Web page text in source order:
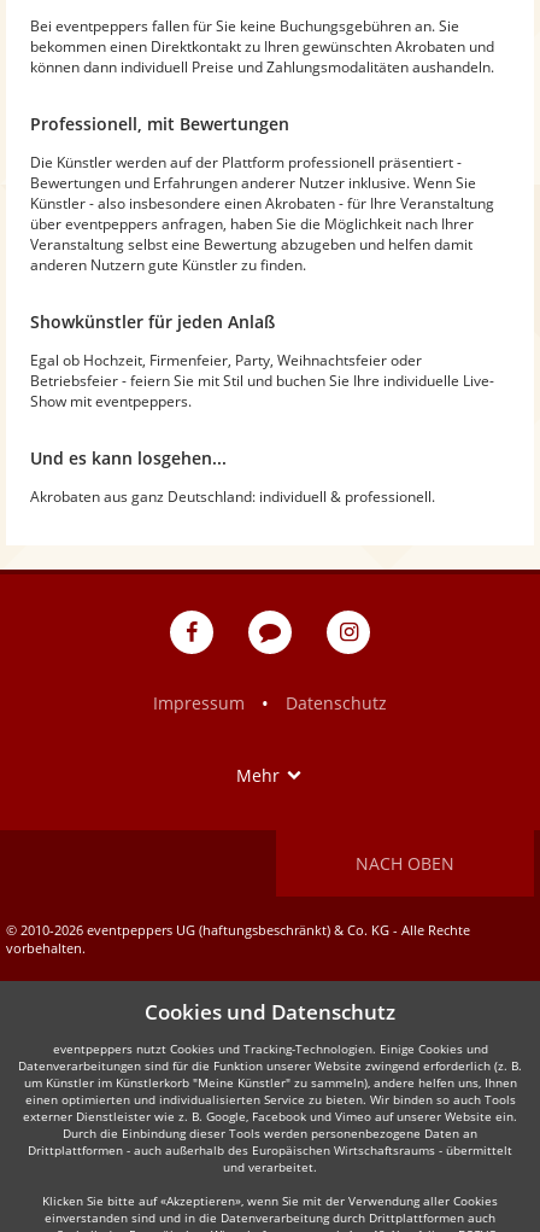
Bei eventpeppers fallen für Sie keine Buchungsgebühren an. Sie
bekommen einen Direktkontakt zu Ihren gewünschten Akrobaten und
können dann individuell Preise und Zahlungsmodalitäten aushandeln.
Professionell, mit Bewertungen
Die Künstler werden auf der Plattform professionell präsentiert -
Bewertungen und Erfahrungen anderer Nutzer inklusive. Wenn Sie
Künstler - also insbesondere einen Akrobaten - für Ihre Veranstaltung
über eventpeppers anfragen, haben Sie die Möglichkeit nach Ihrer
Veranstaltung selbst eine Bewertung abzugeben und helfen damit
anderen Nutzern gute Künstler zu finden.
Showkünstler für jeden Anlaß
Egal ob Hochzeit, Firmenfeier, Party, Weihnachtsfeier oder
Betriebsfeier - feiern Sie mit Stil und buchen Sie Ihre individuelle Live-
Show mit eventpeppers.
Und es kann losgehen...
Akrobaten aus ganz Deutschland: individuell & professionell.
eventpeppers
Blog
eventpeppers
Impressum
• Datenschutz
Mehr
NACH OBEN
© 2010-2026 eventpeppers UG (haftungsbeschränkt) & Co. KG - Alle Rechte
vorbehalten.
Cookies und Datenschutz
eventpeppers nutzt Cookies und Tracking-Technologien. Einige Cookies und
Datenverarbeitungen sind für die Funktion unserer Website zwingend erforderlich (z. B.
um Künstler im Künstlerkorb "Meine Künstler" zu sammeln), andere helfen uns, Ihnen
einen optimierten und individualisierten Service zu bieten. Wir binden so auch Tools
externer Dienstleister wie z. B. Google, Facebook und Vimeo auf unserer Website ein.
Durch die Einbindung dieser Tools werden personenbezogene Daten an
Drittplattformen - auch außerhalb des Europäischen Wirtschaftsraums - übermittelt
und verarbeitet.
Klicken Sie bitte auf «Akzeptieren», wenn Sie mit der Verwendung aller Cookies
einverstanden sind und in die Datenverarbeitung durch Drittplattformen auch